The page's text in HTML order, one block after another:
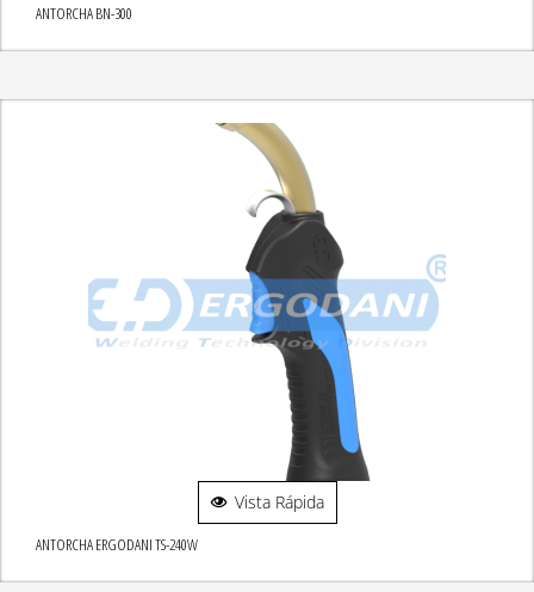
ANTORCHA BN-300
Vista Rápida
ANTORCHA ERGODANI TS-240W